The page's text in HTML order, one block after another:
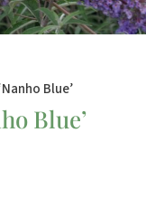
Blue’
Blue’